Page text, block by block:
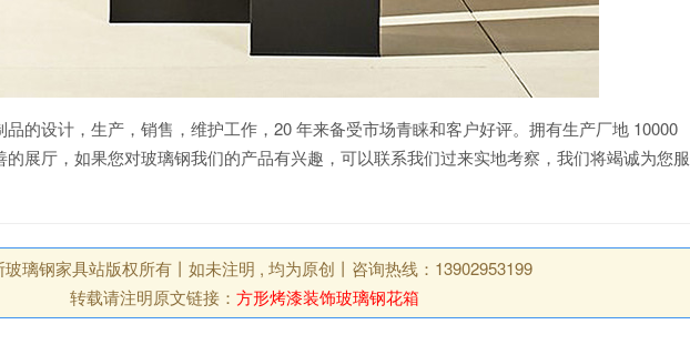
的设计，生产，销售，维护工作，20 年来备受市场青睐和客户好评。拥有生产厂地 10000
展厅，如果您对玻璃钢我们的产品有兴趣，可以联系我们过来实地考察，我们将竭诚为您服
玻璃钢家具站版权所有丨如未注明 , 均为原创丨咨询热线：13902953199
转载请注明原文链接： 方形烤漆装饰玻璃钢花箱